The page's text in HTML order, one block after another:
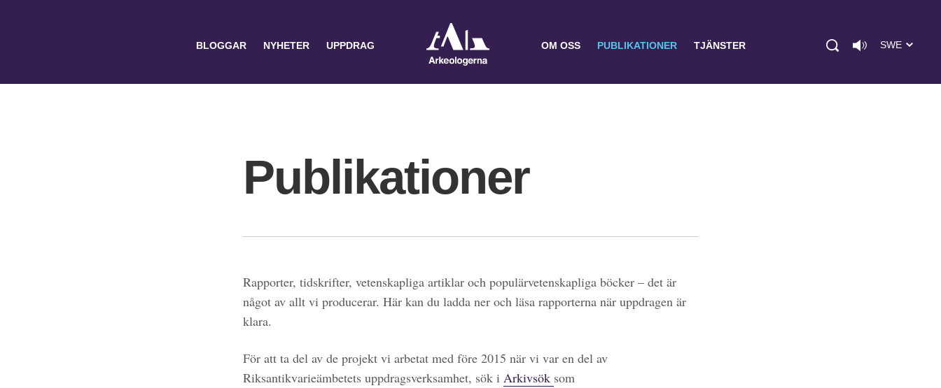
BLOGGAR NYHETER UPPDRAG OM OSS PUBLIKATIONER TJÄNSTER SWE
Publikationer
Rapporter, tidskrifter, vetenskapliga artiklar och populärvetenskapliga böcker – det är
något av allt vi producerar. Här kan du ladda ner och läsa rapporterna när uppdragen är
klara.
För att ta del av de projekt vi arbetat med före 2015 när vi var en del av
Riksantikvarieämbetets uppdragsverksamhet, sök i Arkivsök som